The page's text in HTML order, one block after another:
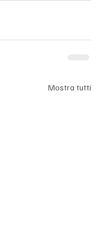
Mostra tutti